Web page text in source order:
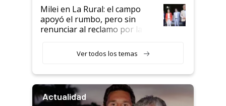
Milei en La Rural: el campo
apoyó el rumbo, pero sin
renunciar al reclamo por las
Ver todos los temas
Actualidad